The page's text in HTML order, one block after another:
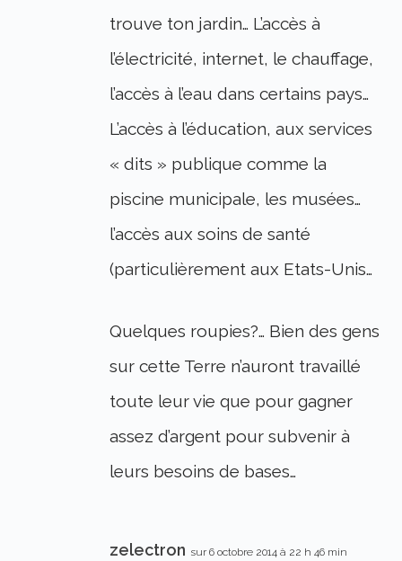
trouve ton jardin… L’accès à
l’électricité, internet, le chauffage,
l’accès à l’eau dans certains pays…
L’accès à l’éducation, aux services
« dits » publique comme la
piscine municipale, les musées…
l’accès aux soins de santé
(particulièrement aux Etats-Unis…
Quelques roupies?… Bien des gens
sur cette Terre n’auront travaillé
toute leur vie que pour gagner
assez d’argent pour subvenir à
leurs besoins de bases…
zelectron sur 6 octobre 2014 à 22 h 46 min